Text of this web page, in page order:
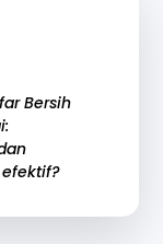
Bersih